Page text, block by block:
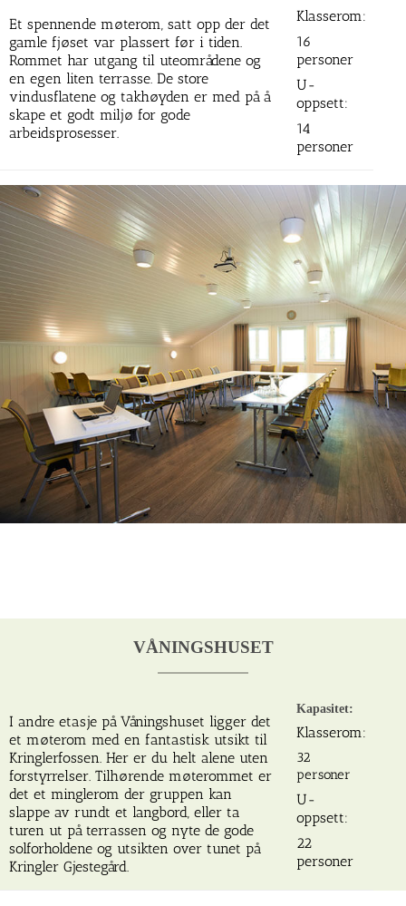
Et spennende møterom, satt opp der det
gamle fjøset var plassert før i tiden.
Rommet har utgang til uteområdene og
en egen liten terrasse. De store
vindusflatene og takhøyden er med på å
skape et godt miljø for gode
arbeidsprosesser.
Klasserom:
16
personer
U-
oppsett:
14
personer
VÅNINGSHUSET
I andre etasje på Våningshuset ligger det
et møterom med en fantastisk utsikt til
Kringlerfossen. Her er du helt alene uten
forstyrrelser. Tilhørende møterommet er
det et minglerom der gruppen kan
slappe av rundt et langbord, eller ta
turen ut på terrassen og nyte de gode
solforholdene og utsikten over tunet på
Kringler Gjestegård.
Kapasitet:
Klasserom:
32
personer
U-
oppsett:
22
personer